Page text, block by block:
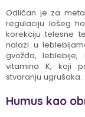
Odličan je za
regulaciju lošeg
korekciju telesne
nalazi u
gvožđa,
vitamina K, koji
stvaranju ugrušaka.
Humus kao